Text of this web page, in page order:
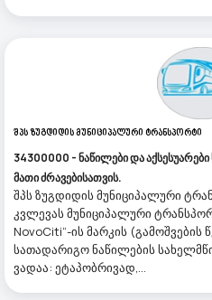
Შპს Ზუგდიდის Მუნიციპალური Ტრანსპორტი
34300000 - ნაწილები და
მათი ძრავებისათვის.
შპს ზუგდიდის მუნიციპალური
კვლევას მუნიციპალური
NovoCiti“-ის მარკის (გამოშვების
სათადარიგო ნაწილების
ვადაა: ეტაპობრივად,...